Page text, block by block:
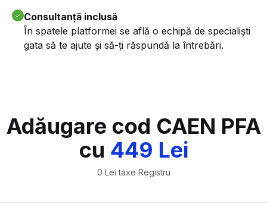
Consultanță inclusă
În spatele platformei se află o echipă de specialiști
gata să te ajute și să-ți răspundă la întrebări.
Adăugare cod CAEN PFA
cu 449 Lei
0 Lei taxe Registru